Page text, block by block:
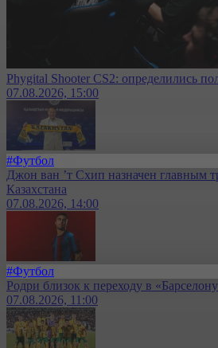
Phygital Shooter CS2: определились
07.08.2026, 15:00
#Футбол
Джон ван ’т Схип назначен главным
Казахстана
07.08.2026, 14:00
#Футбол
Родри близок к переходу в
07.08.2026, 11:00